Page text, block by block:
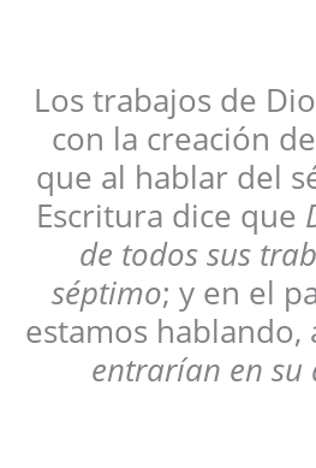
Los trabajos de
con la creación
que al hablar del
Escritura dice que
de todos sus
séptimo; y en el
estamos hablando,
entrarían en su